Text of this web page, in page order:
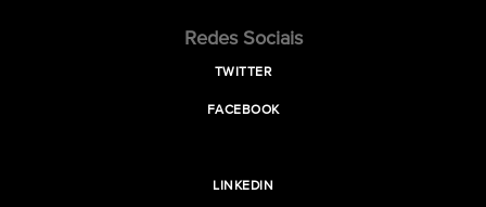
Redes Sociais
TWITTER
FACEBOOK
LINKEDIN